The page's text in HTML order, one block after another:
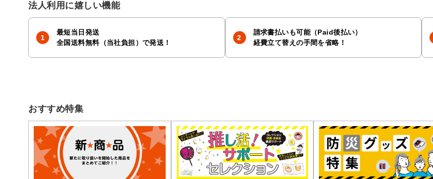
法人利用に嬉しい機能
最短当日発送
全国送料無料（当社負担）で発送！
請求書払いも可能（Paid後払い）
経費立て替えの手間を省略！
おすすめ特集